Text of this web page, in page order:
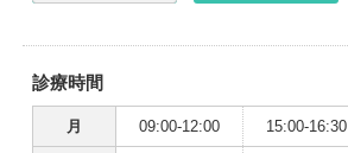
診療時間
月 09:00-12:00 15:00-16:30